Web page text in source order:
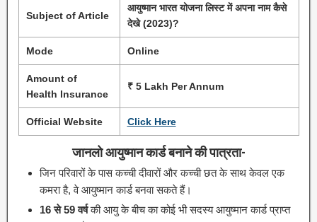
Subject of Article
आयुष्मान भारत योजना लिस्ट में अपना नाम कैसे
देखे (2023)?
Mode Online
Amount of
Health Insurance
₹ 5 Lakh Per Annum
Official Website Click Here
जानलो आयुष्मान कार्ड बनाने की पात्रता-
जिन परिवारों के पास कच्ची दीवारों और कच्ची छत के साथ केवल एक
कमरा है, वे आयुष्मान कार्ड बनवा सकते हैं।
16 से 59 वर्षकी आयु के बीच का कोई भी सदस्य आयुष्मान कार्ड प्राप्त